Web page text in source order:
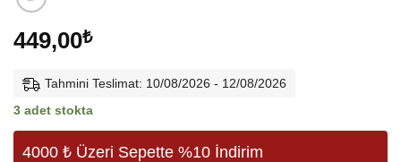
449,00₺
Tahmini Teslimat: 10/08/2026 - 12/08/2026
3 adet stokta
4000 ₺ Üzeri Sepette %10 İndirim